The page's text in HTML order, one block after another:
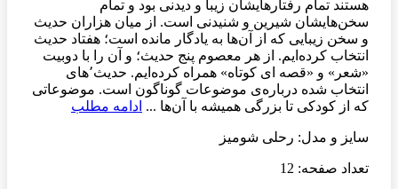
هستند تمام رفتارهایشان زیبا و دیدنی بود و تمام
سخن‌هایشان شیرین و شنیدنی است. از میان هزاران حدیث
و سخن زیبایی که از آن‌ها به یادگار مانده است؛ هفتاد حدیث
انتخاب کرده‌ایم. از هر معصوم پنج حدیث؛ و آن را با دوبیت
«شعر» و «قصه ای کوتاه» همراه کرده‌ایم. حدیث٬های
انتخاب شده درباره‌ی موضوعات گوناگون است. موضوعاتی
که از کودکی تا بزرگی همیشه با آن‌ها ... ادامه مطلب
سایز و مدل: رحلی شومیز
تعداد صفحه: 12